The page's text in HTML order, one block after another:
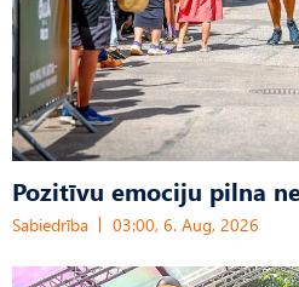
Pozitīvu emociju pilna
Sabiedrība 03:00, 6. Aug, 2026